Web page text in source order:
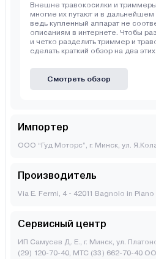
Внешне травокосилки и
многие их путают и в
ведь купленный аппарат не
описаниям в интернете. Чтобы
и четко разделить триммер и
сделать краткий обзор на два
Смотреть обзор
Импортер
ООО “Гуд Моторс”, г. Минск, ул.
Производитель
Via E. Fermi, 4 - 42011 Bagnolo in Piano
Сервисный центр
ИП Самусев Д. Е., г. Минск, ул.
(29) 120-70-40, МТС (33) 662-70-40